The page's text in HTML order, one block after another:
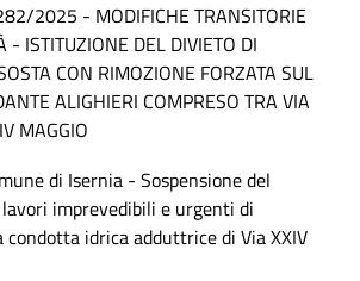
2025 - MODIFICHE TRANSITORIE
- ISTITUZIONE DEL DIVIETO DI
CON RIMOZIONE FORZATA SUL
ALIGHIERI COMPRESO TRA VIA
MAGGIO
di Isernia - Sospensione del
imprevedibili e urgenti di
condotta idrica adduttrice di Via XXIV